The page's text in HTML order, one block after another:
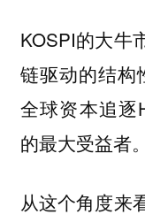
KOSPI的大牛
链驱动的结构
全球资本追逐
的最大受益者。
从这个角度来